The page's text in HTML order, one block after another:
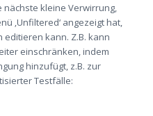
nächste kleine Verwirrung,
‚Unfiltered‘ angezeigt hat,
editieren kann. Z.B. kann
einschränken, indem
hinzufügt, z.B. zur
Testfälle: